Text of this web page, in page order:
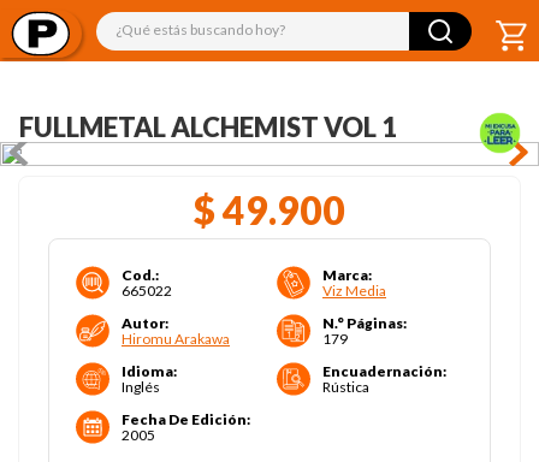
¿Qué estás buscando hoy?
FULLMETAL ALCHEMIST VOL 1
$49.900
Cod.:
665022
Marca:
Viz Media
Autor:
Hiromu Arakawa
N.° Páginas:
179
Idioma:
Inglés
Encuadernación:
Rústica
Fecha De Edición:
2005